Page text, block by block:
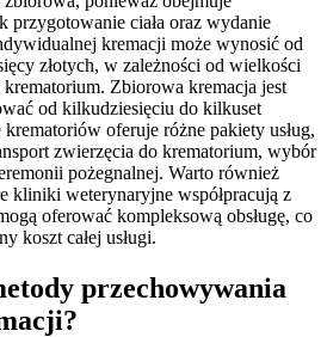
przygotowanie ciała oraz wydanie
kremacji może wynosić od
złotych, w zależności od wielkości
Zbiorowa kremacja jest
od kilkudziesięciu do kilkuset
oferuje różne pakiety usług,
zwierzęcia do krematorium, wybór
pożegnalnej. Warto również
kliniki weterynaryjne współpracują z
oferować kompleksową obsługę, co
koszt całej usługi.
przechowywania